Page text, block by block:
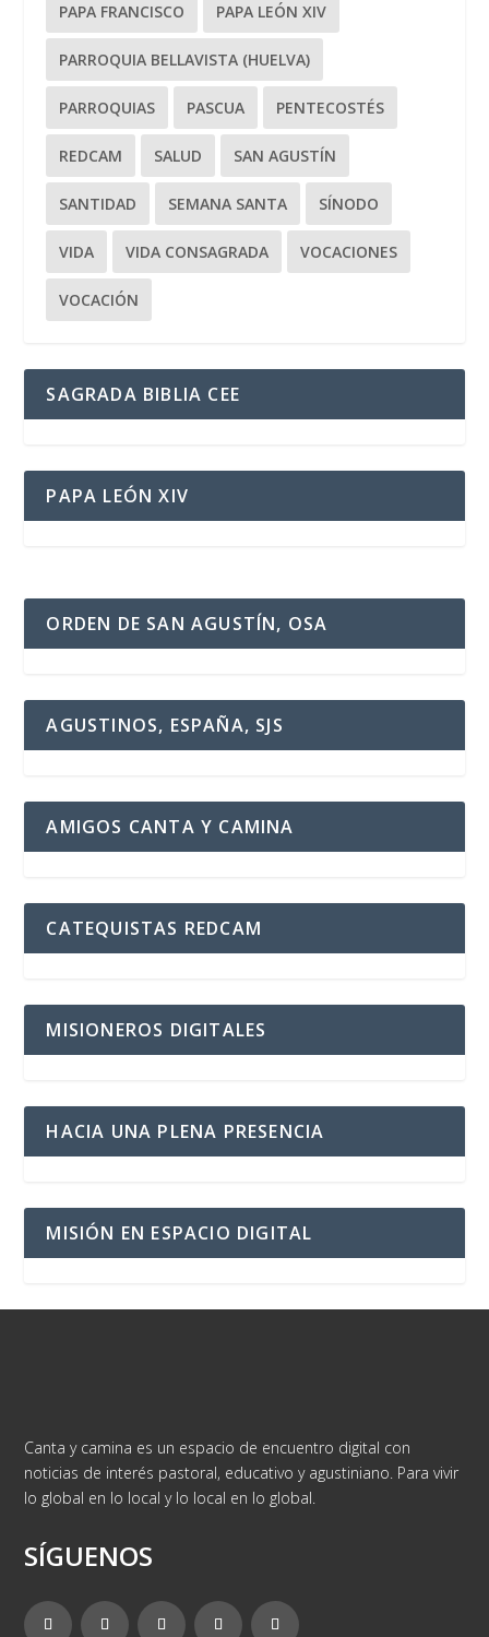
PAPA FRANCISCO PAPA LEÓN XIV
PARROQUIA BELLAVISTA (HUELVA)
PARROQUIAS PASCUA PENTECOSTÉS
REDCAM SALUD SAN AGUSTÍN
SANTIDAD SEMANA SANTA SÍNODO
VIDA VIDA CONSAGRADA VOCACIONES
VOCACIÓN
SAGRADA BIBLIA CEE
PAPA LEÓN XIV
ORDEN DE SAN AGUSTÍN, OSA
AGUSTINOS, ESPAÑA, SJS
AMIGOS CANTA Y CAMINA
CATEQUISTAS REDCAM
MISIONEROS DIGITALES
HACIA UNA PLENA PRESENCIA
MISIÓN EN ESPACIO DIGITAL
Canta y camina es un espacio de encuentro digital con
noticias de interés pastoral, educativo y agustiniano. Para vivir
lo global en lo local y lo local en lo global.
SÍGUENOS